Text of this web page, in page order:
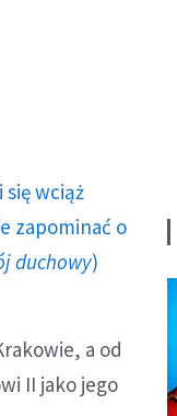
się wciąż
zapominać o
duchowy)
a od
II jako jego